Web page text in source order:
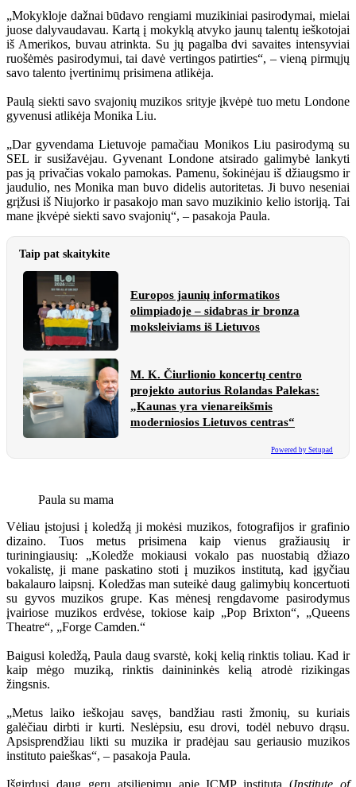
„Mokykloje dažnai būdavo rengiami muzikiniai pasirodymai, mielai
juose dalyvaudavau. Kartą į mokyklą atvyko jaunų talentų ieškotojai
iš Amerikos, buvau atrinkta. Su jų pagalba dvi savaites intensyviai
ruošėmės pasirodymui, tai davė vertingos patirties“, – vieną pirmųjų
savo talento įvertinimų prisimena atlikėja.
Paulą siekti savo svajonių muzikos srityje įkvėpė tuo metu Londone
gyvenusi atlikėja Monika Liu.
„Dar gyvendama Lietuvoje pamačiau Monikos Liu pasirodymą su
SEL ir susižavėjau. Gyvenant Londone atsirado galimybė lankyti
pas ją privačias vokalo pamokas. Pamenu, šokinėjau iš džiaugsmo ir
jaudulio, nes Monika man buvo didelis autoritetas. Ji buvo neseniai
grįžusi iš Niujorko ir pasakojo man savo muzikinio kelio istoriją. Tai
mane įkvėpė siekti savo svajonių“, – pasakoja Paula.
Taip pat skaitykite
Europos jaunių informatikos
olimpiadoje – sidabras ir bronza
moksleiviams iš Lietuvos
M. K. Čiurlionio koncertų centro
projekto autorius Rolandas Palekas:
„Kaunas yra vienareikšmis
moderniosios Lietuvos centras“
Powered by Setupad
Paula su mama
Vėliau įstojusi į koledžą ji mokėsi muzikos, fotografijos ir grafinio
dizaino. Tuos metus prisimena kaip vienus gražiausių ir
turiningiausių: „Koledže mokiausi vokalo pas nuostabią džiazo
vokalistę, ji mane paskatino stoti į muzikos institutą, kad įgyčiau
bakalauro laipsnį. Koledžas man suteikė daug galimybių koncertuoti
su gyvos muzikos grupe. Kas mėnesį rengdavome pasirodymus
įvairiose muzikos erdvėse, tokiose kaip „Pop Brixton“, „Queens
Theatre“, „Forge Camden.“
Baigusi koledžą, Paula daug svarstė, kokį kelią rinktis toliau. Kad ir
kaip mėgo muziką, rinktis dainininkės kelią atrodė rizikingas
žingsnis.
„Metus laiko ieškojau savęs, bandžiau rasti žmonių, su kuriais
galėčiau dirbti ir kurti. Neslėpsiu, esu drovi, todėl nebuvo drąsu.
Apsisprendžiau likti su muzika ir pradėjau sau geriausio muzikos
instituto paieškas“, – pasakoja Paula.
Išgirdusi daug gerų atsiliepimų apie ICMP institutą (Institute of